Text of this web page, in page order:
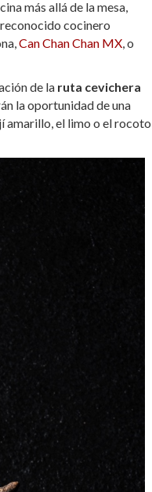
más allá de la mesa,
cocinero
Can Chan Chan MX , o
de la ruta cevichera
la oportunidad de una
amarillo, el limo o el rocoto